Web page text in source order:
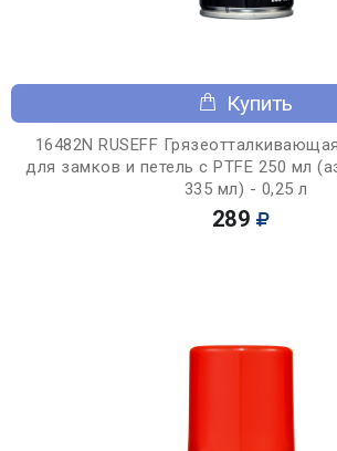
Купить
16482N RUSEFF
для замков и петель с PTFE 250 мл
335 мл) - 0,25 л
289